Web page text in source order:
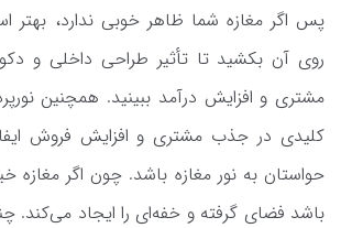
پس اگر مغازه‌ شما ظاهر خوبی ندارد،
روی آن بکشید تا تأثیر طراحی داخلی و
مشتری و افزایش درآمد ببینید. همچنین
کلیدی در جذب مشتری و افزایش فروش
حواستان به نور مغازه باشد. چون اگر مغازه
باشد فضای گرفته و خفه‌ای را ایجاد می‌کند.